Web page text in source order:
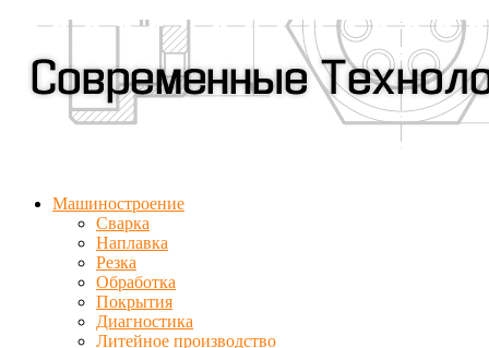
Машиностроение
Сварка
Наплавка
Резка
Обработка
Покрытия
Диагностика
Литейное производство